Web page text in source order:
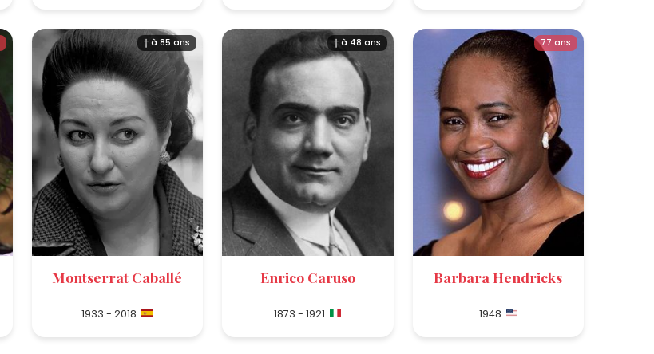
† à 85 ans
Montserrat Caballé
1933 - 2018
† à 48 ans
Enrico Caruso
1873 - 1921
77 ans
Barbara Hendricks
1948